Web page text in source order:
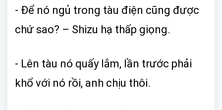
- Để nó ngủ trong tàu điện cũng được
chứ sao? – Shizu hạ thấp giọng.
- Lên tàu nó quấy lắm, lần trước phải
khổ với nó rồi, anh chịu thôi.